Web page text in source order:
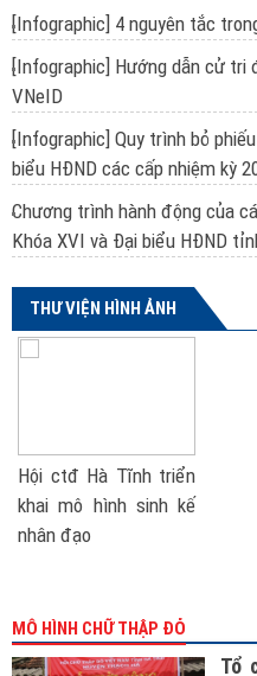
[Infographic] 4 nguyên tắc
[Infographic] Hướng dẫn cử tri
VNeID
[Infographic] Quy trình bỏ
biểu HĐND các cấp nhiệm kỳ
Chương trình hành động của
Khóa XVI và Đại biểu HĐND
THƯ VIỆN HÌNH ẢNH
Hội ctđ Hà Tĩnh triển
khai mô hình sinh kế
nhân đạo
MÔ HÌNH CHỮ THẬP ĐỎ
Tổ